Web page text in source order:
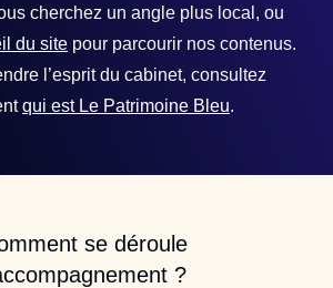
cherchez un angle plus local, ou
du site pour parcourir nos contenus.
l’esprit du cabinet, consultez
qui est Le Patrimoine Bleu.
se déroule
?